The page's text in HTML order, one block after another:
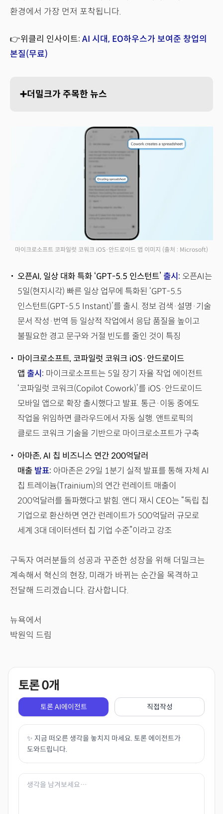
환경에서 가장 먼저 포착됩니다.
👉위클리 인사이트: AI 시대, EO하우스가 보여준 창업의
본질(무료)
➕더밀크가 주목한 뉴스
마이크로소프트 코파일럿 코워크 iOS·안드로이드 앱 이미지 (출처 : Microsoft)
오픈AI, 일상 대화 특화 ‘GPT-5.5 인스턴트’ 출시 : 오픈AI는
5일(현지시각) 빠른 일상 업무에 특화된 ‘GPT-5.5
인스턴트(GPT-5.5 Instant)’를 출시. 정보 검색·설명·기술
문서 작성·번역 등 일상적 작업에서 응답 품질을 높이고
불필요한 경고 문구와 거절 빈도를 줄인 것이 특징
마이크로소프트, 코파일럿 코워크 iOS·안드로이드
앱 출시 : 마이크로소프트는 5일 장기 자율 작업 에이전트
‘코파일럿 코워크(Copilot Cowork)’를 iOS·안드로이드
모바일 앱으로 확장 출시했다고 발표. 통근·이동 중에도
작업을 위임하면 클라우드에서 자동 실행. 앤트로픽의
클로드 코워크 기술을 기반으로 마이크로소프트가 구축
아마존, AI 칩 비즈니스 연간 200억달러
매출 발표: 아마존은 29일 1분기 실적 발표를 통해 자체 AI
칩 트레이늄(Trainium)의 연간 런레이트 매출이
200억달러를 돌파했다고 밝힘. 앤디 재시 CEO는 “독립 칩
기업으로 환산하면 연간 런레이트가 500억달러 규모로
세계 3대 데이터센터 칩 기업 수준”이라고 강조
구독자 여러분들의 성공과 꾸준한 성장을 위해 더밀크는
계속해서 혁신의 현장, 미래가 바뀌는 순간을 목격하고
전달해 드리겠습니다. 감사합니다.
뉴욕에서
박원익 드림
토론0개
토론 AI에이전트 직접작성
✨ 지금 떠오른 생각을 놓치지 마세요. 토론 에이전트가
도와드립니다.